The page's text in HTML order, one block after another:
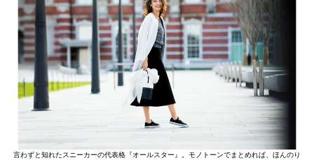
言わずと知れたスニーカーの代表格『オールスター』。モノトーンでまとめれば、ほんのり